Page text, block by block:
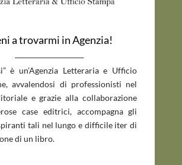
a trovarmi in Agenzia!
è un’Agenzia Letteraria e Ufficio
avvalendosi di professionisti nel
e grazie alla collaborazione
case editrici, accompagna gli
tali nel lungo e difficile iter di
di un libro.